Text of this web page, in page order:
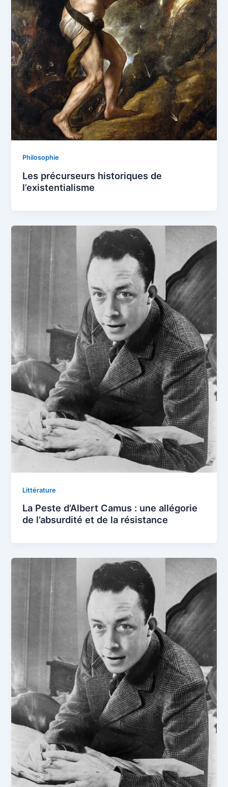
Philosophie
Les précurseurs historiques de
l’existentialisme
Littérature
La Peste d’Albert Camus : une allégorie
de l’absurdité et de la résistance